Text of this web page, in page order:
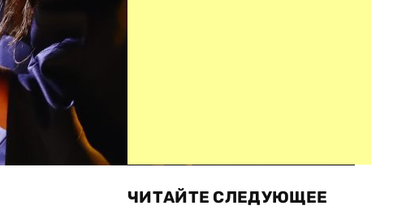
ЧИТАЙТЕ СЛЕДУЮЩЕЕ